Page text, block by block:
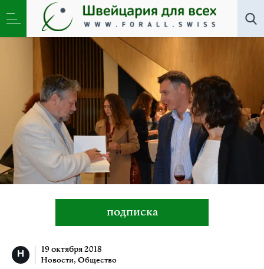
Новости Общество»Напишите нам книгу,
господин Шишкин
подписка
19 октября 2018
Новости, Общество